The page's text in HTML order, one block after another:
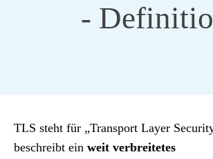
-
TLS steht für „Transport Layer
beschreibt ein weit verbreitetes